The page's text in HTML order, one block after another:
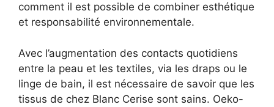
comment il est possible de combiner esthétique
et responsabilité environnementale.
Avec l’augmentation des contacts quotidiens
entre la peau et les textiles, via les draps ou le
linge de bain, il est nécessaire de savoir que les
tissus de chez Blanc Cerise sont sains. Oeko-